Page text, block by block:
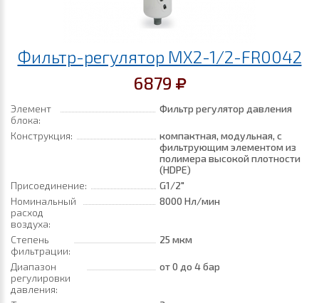
Фильтр-регулятор MX2-1/2-FR0042
6879
Элемент
блока:
Фильтр регулятор давления
Конструкция:
компактная, модульная, с
фильтрующим элементом из
полимера высокой плотности
(HDPE)
Присоединение:
G1/2"
Номинальный
расход
воздуха:
8000 Нл/мин
Степень
фильтрации:
25 мкм
Диапазон
регулировки
давления:
от 0 до 4 бар